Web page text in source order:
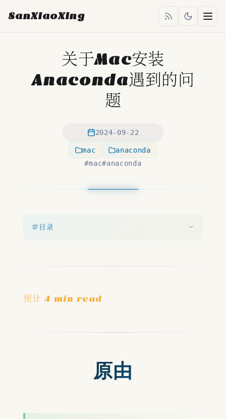
SanXiaoXing
关于Mac安装
Anaconda遇到的问
题
2024-09-22
2024-09-22
mac
anaconda
#mac#anaconda
目录
预计 4 min read
原由